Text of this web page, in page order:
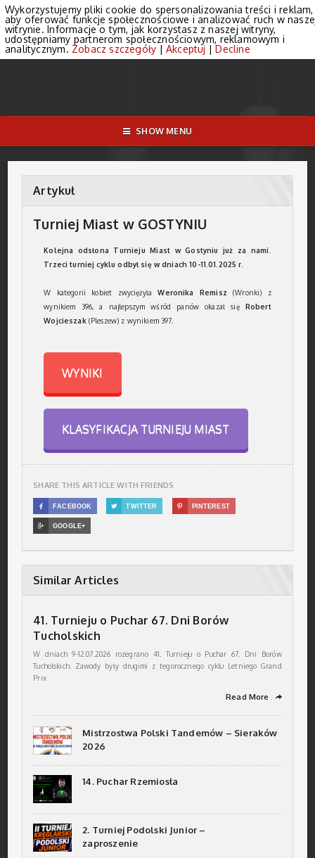
SHOW MENU
Artykuł
Turniej Miast w GOSTYNIU
Kolejna odsłona Turnieju Miast w Gostyniu już za nami.
Trzeci turniej cyklu odbył się w dniach 10-11.01.2025 r.
W kategorii kobiet zwyciężyłaWeronika Remisz (Wronki) z
wynikiem 396, a najlepszym wśród panów okazał się Robert
Wojcieszak(Pleszew) z wynikiem 397.
WYNIKI
KLASYFIKACJA TURNIEJU MIAST
SHARE THIS ARTICLE WITH FRIENDS
 FACEBOOK  TWITTER  PINTEREST
 GOOGLE+
Similar Articles
41. Turnieju o Puchar 67. Dni Borów
Tucholskich
W dniach 9-12.07.2026 rozegrano 41. Turnieju o Puchar 67. Dni Borów
Tucholskich. Zawody były drugimi z tegorocznego cyklu Letniego Grand
Prix
Read More ➦
Mistrzostwa Polski Tandemów – Sieraków
2026
14. Puchar Rzemiosła
2. Turniej Podolski Junior –
zaproszenie
Wykorzystujemy pliki cookie do spersonalizowania treści i reklam,
aby oferować funkcje społecznościowe i analizować ruch w
witrynie. Informacje o tym, jak korzystasz z naszej witryny,
udostępniamy partnerom społecznościowym, reklamowym i
analitycznym. Zobacz szczegóły | Akceptuj |Decline